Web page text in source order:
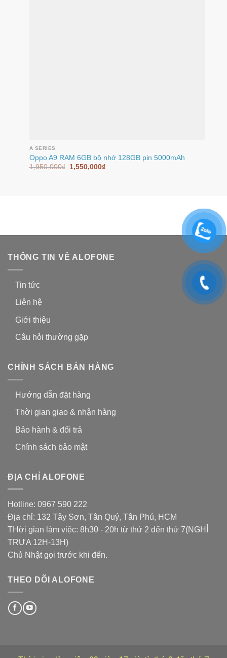
A SERIES
Oppo A9 RAM 6GB bộ nhớ 128GB pin 5000mAh
1,950,000₫ 1,550,000₫
THÔNG TIN VỀ ALOFONE
Tin tức
Liên hệ
Giới thiệu
Câu hỏi thường gặp
CHÍNH SÁCH BÁN HÀNG
Hướng dẫn đặt hàng
Thời gian giao & nhận hàng
Bảo hành & đổi trả
Chính sách bảo mật
ĐỊA CHỈ ALOFONE
Hotline: 0967 590 222
Địa chỉ: 132 Tây Sơn, Tân Quý, Tân Phú, HCM
THời gian làm việc: 8h30 - 20h từ thứ 2 đến thứ 7(NGHỈ
TRƯA 12H-13H)
Chủ Nhật gọi trước khi đến.
THEO DÕI ALOFONE